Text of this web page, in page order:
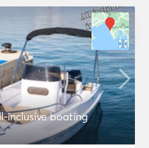
inclusive boating